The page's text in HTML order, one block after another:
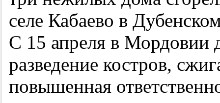
селе Кабаево в
С 15 апреля в Мордовии
разведение костров,
повышенная